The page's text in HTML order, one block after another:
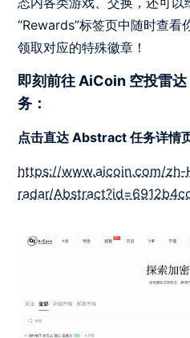
“Rewards”标签页中随时查看
领取对应的特殊徽章！
即刻前往 AiCoin 空投雷
务：
点击直达 Abstract 任务详情
https://www.aicoin.com/
radar/